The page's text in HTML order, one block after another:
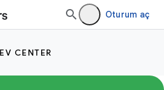
Oturum aç
CENTER